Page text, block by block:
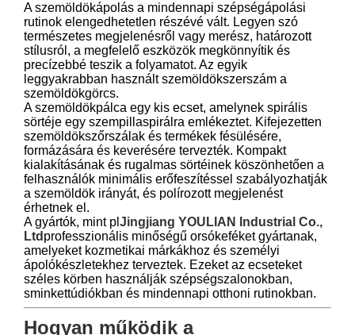
A szemöldökápolás a mindennapi szépségápolási
rutinok elengedhetetlen részévé vált. Legyen szó
természetes megjelenésről vagy merész, határozott
stílusról, a megfelelő eszközök megkönnyítik és
precízebbé teszik a folyamatot. Az egyik
leggyakrabban használt szemöldökszerszám a
szemöldökgörcs.
A szemöldökpálca egy kis ecset, amelynek spirális
sörtéje egy szempillaspirálra emlékeztet. Kifejezetten
szemöldökszőrszálak és termékek fésülésére,
formázására és keverésére tervezték. Kompakt
kialakításának és rugalmas sörtéinek köszönhetően a
felhasználók minimális erőfeszítéssel szabályozhatják
a szemöldök irányát, és polírozott megjelenést
érhetnek el.
A gyártók, mint plJingjiang YOULIAN Industrial Co.,
Ltd professzionális minőségű orsókeféket gyártanak,
amelyeket kozmetikai márkákhoz és személyi
ápolókészletekhez terveztek. Ezeket az ecseteket
széles körben használják szépségszalonokban,
sminkettúdiókban és mindennapi otthoni rutinokban.
Hogyan működik a